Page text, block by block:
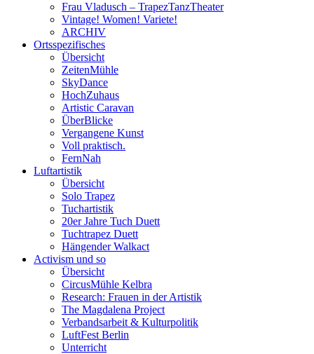
Frau Vladusch – TrapezTanzTheater
Vintage! Women! Variete!
ARCHIV
Ortsspezifisches
Übersicht
ZeitenMühle
SkyDance
HochZuhaus
Artistic Caravan
ÜberBlicke
Vergangene Kunst
Voll praktisch.
FernNah
Luftartistik
Übersicht
Solo Trapez
Tuchartistik
20er Jahre Tuch Duett
Tuchtrapez Duett
Hängender Walkact
Activism und so
Übersicht
CircusMühle Kelbra
Research: Frauen in der Artistik
The Magdalena Project
Verbandsarbeit & Kulturpolitik
LuftFest Berlin
Unterricht